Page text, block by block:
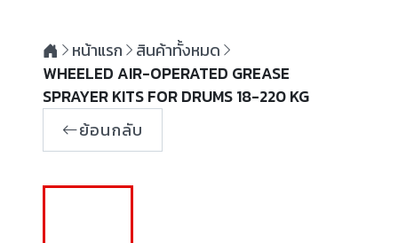
หน้าแรก
สินค้าทั้งหมด
WHEELED AIR-OPERATED GREASE
SPRAYER KITS FOR DRUMS 18-220 KG
ย้อนกลับ